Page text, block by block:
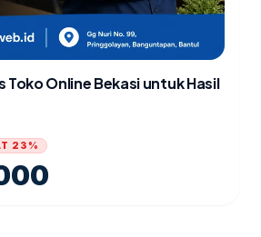
Toko Online Bekasi untuk Hasil
23%